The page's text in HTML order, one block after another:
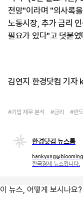
전망"이라며 "의사록
노동시장, 추가 금리
필요가 있다"고 덧붙였
김연지 한경닷컴 기
#기업 재무 분석 #금리 #반도
한경닷컴 뉴스룸
한국경제 뉴스입니다.
이 뉴스, 어떻게 보시나요?